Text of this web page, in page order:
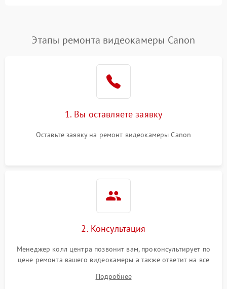
2200 ₽
Не работает стабилизация
2300 ₽ Подробнее →
Этапы ремонта видеокамеры Canon
1. Вы оставляете заявку
Оставьте заявку на ремонт видеокамеры Canon
2. Консультация
Менеджер колл центра позвонит вам, проконсультирует по
цене ремонта вашего видеокамеры а также ответит на все
Подробнее